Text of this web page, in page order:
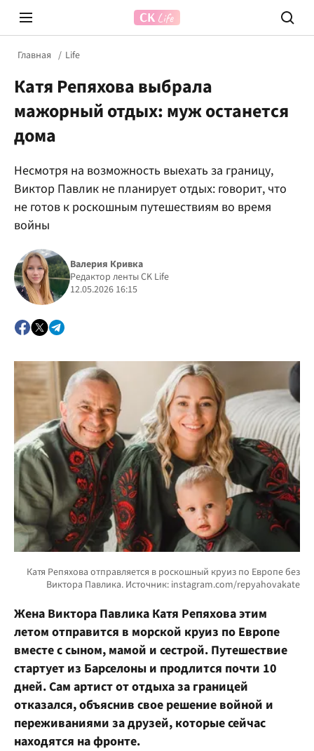
Prosecco Time
Главная Life
Катя Репяхова выбрала
мажорный отдых: муж останется
дома
Несмотря на возможность выехать за границу,
Виктор Павлик не планирует отдых: говорит, что
не готов к роскошным путешествиям во время
войны
Валерия Кривка
Редактор ленты CK Life
12.05.2026 16:15
Жена Виктора Павлика Катя Репяхова этим
летом отправится в морской круиз по Европе
вместе с сыном, мамой и сестрой. Путешествие
стартует из Барселоны и продлится почти 10
дней. Сам артист от отдыха за границей
отказался, объяснив свое решение войной и
переживаниями за друзей, которые сейчас
находятся на фронте.